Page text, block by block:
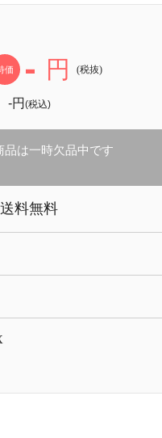
価 - 円 (税抜)
-円 (税込)
品は一時欠品中です
送料無料